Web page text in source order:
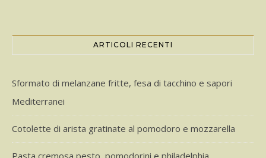
ARTICOLI RECENTI
Sformato di melanzane fritte, fesa di tacchino e sapori
Mediterranei
Cotolette di arista gratinate al pomodoro e mozzarella